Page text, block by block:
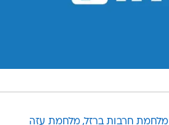
מלחמת חרבות ברזל מלחמת עזה